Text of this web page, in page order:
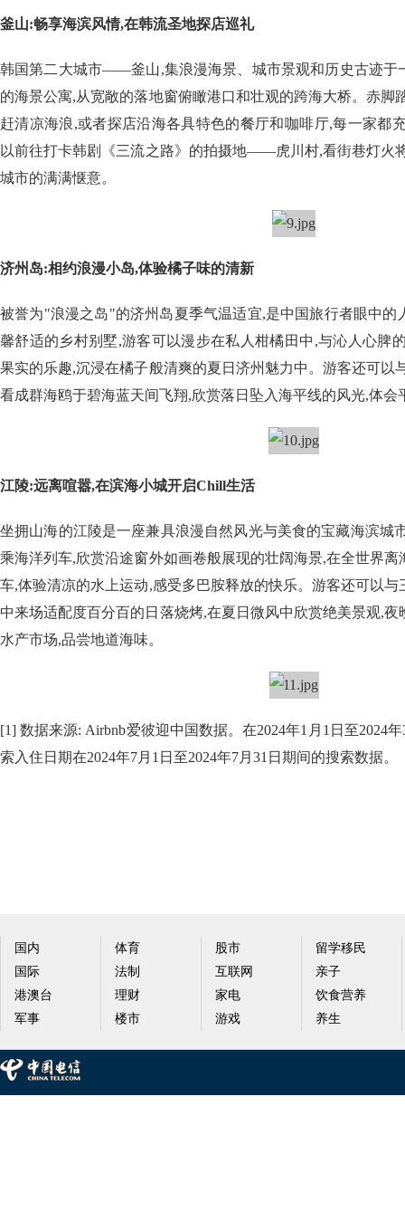
釜山:畅享海滨风情,在韩流圣地探店巡礼
韩国第二大城市——釜山,集浪漫海景、城市景观和历史古迹于
的海景公寓,从宽敞的落地窗俯瞰港口和壮观的跨海大桥。赤脚
赶清凉海浪,或者探店沿海各具特色的餐厅和咖啡厅,每一家都
以前往打卡韩剧《三流之路》的拍摄地——虎川村,看街巷灯火
城市的满满惬意。
济州岛:相约浪漫小岛,体验橘子味的清新
被誉为"浪漫之岛"的济州岛夏季气温适宜,是中国旅行者眼中的
馨舒适的乡村别墅,游客可以漫步在私人柑橘田中,与沁人心脾
果实的乐趣,沉浸在橘子般清爽的夏日济州魅力中。游客还可以
看成群海鸥于碧海蓝天间飞翔,欣赏落日坠入海平线的风光,体会
江陵:远离喧嚣,在滨海小城开启Chill生活
坐拥山海的江陵是一座兼具浪漫自然风光与美食的宝藏海滨城
乘海洋列车,欣赏沿途窗外如画卷般展现的壮阔海景,在全世界
车,体验清凉的水上运动,感受多巴胺释放的快乐。游客还可以
中来场适配度百分百的日落烧烤,在夏日微风中欣赏绝美景观,
水产市场,品尝地道海味。
[1] 数据来源: Airbnb爱彼迎中国数据。在2024年1月1日至2024
索入住日期在2024年7月1日至2024年7月31日期间的搜索数据。
国内
国际
港澳台
军事
体育
法制
理财
楼市
股市
互联网
家电
游戏
留学移民
亲子
饮食营养
养生